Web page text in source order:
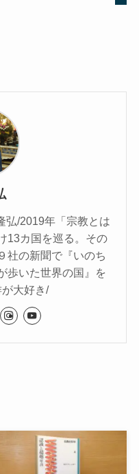
弘/2019年「宗教とは
13カ国を巡る。その
社の新聞で『いのち
歩いた世界の国』を
大好き/